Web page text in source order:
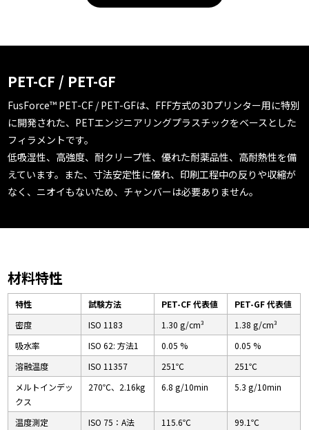
PET-CF / PET-GF
FusForce™ PET-CF / PET-GFは、FFF方式の3Dプリンター用に特別
に開発された、PETエンジニアリングプラスチックをベースとした
フィラメントです。
低吸湿性、高強度、耐クリープ性、優れた耐薬品性、高耐熱性を備
えています。また、寸法安定性に優れ、印刷工程中の反りや収縮が
なく、ニオイもないため、チャンバーは必要ありません。
材料特性
特性 試験方法 PET-CF 代表値
PET-GF 代表値
密度
ISO 1183 1.30 g/cm³
1.38 g/cm³
吸水率
ISO 62: 方法1 0.05 %
0.05 %
溶融温度
ISO 11357 251℃
251℃
メルトインデッ
クス
270℃、2.16kg 6.8 g/10min 5.3 g/10min
温度測定
ISO 75：A法
115.6℃ 99.1℃